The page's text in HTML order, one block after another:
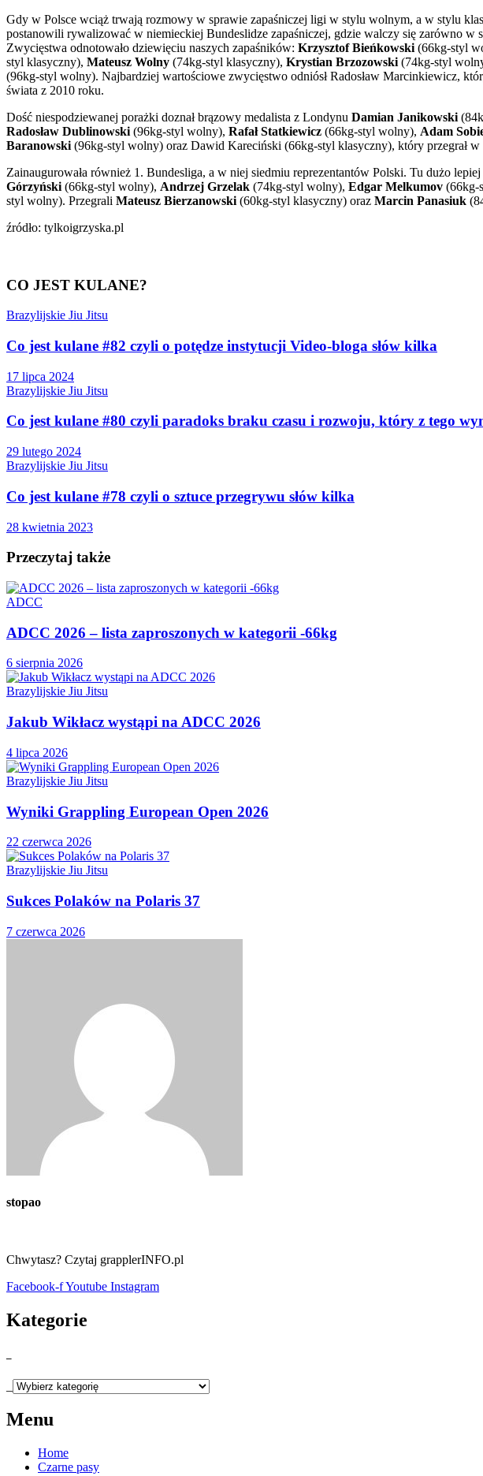
Gdy w Polsce wciąż trwają rozmowy w sprawie zapaśniczej ligi w stylu wolnym, a w stylu
postanowili rywalizować w niemieckiej Bundeslidze zapaśniczej, gdzie walczy się zarówno w
Zwycięstwa odnotowało dziewięciu naszych zapaśników: Krzysztof Bieńkowski (66kg-styl
styl klasyczny), Mateusz Wolny (74kg-styl klasyczny), Krystian Brzozowski (74kg-styl
(96kg-styl wolny). Najbardziej wartościowe zwycięstwo odniósł Radosław Marcinkiewicz,
świata z 2010 roku.
Dość niespodziewanej porażki doznał brązowy medalista z Londynu Damian Janikowski
Radosław Dublinowski (96kg-styl wolny), Rafał Statkiewicz (66kg-styl wolny), Adam
Baranowski (96kg-styl wolny) oraz Dawid Kareciński (66kg-styl klasyczny), który przegrał
Zainaugurowała również 1. Bundesliga, a w niej siedmiu reprezentantów Polski. Tu dużo
Górzyński (66kg-styl wolny), Andrzej Grzelak (74kg-styl wolny), Edgar Melkumov (66kg-
styl wolny). Przegrali Mateusz Bierzanowski (60kg-styl klasyczny) oraz Marcin Panasiuk
źródło: tylkoigrzyska.pl
CO JEST KULANE?
Brazylijskie Jiu Jitsu
Co jest kulane #82 czyli o potędze instytucji Video-bloga słów kilka
17 lipca 2024
Brazylijskie Jiu Jitsu
Co jest kulane #80 czyli paradoks braku czasu i rozwoju, który z tego
29 lutego 2024
Brazylijskie Jiu Jitsu
Co jest kulane #78 czyli o sztuce przegrywu słów kilka
28 kwietnia 2023
Przeczytaj także
ADCC
ADCC 2026 – lista zaproszonych w kategorii -66kg
6 sierpnia 2026
Brazylijskie Jiu Jitsu
Jakub Wikłacz wystąpi na ADCC 2026
4 lipca 2026
Brazylijskie Jiu Jitsu
Wyniki Grappling European Open 2026
22 czerwca 2026
Brazylijskie Jiu Jitsu
Sukces Polaków na Polaris 37
7 czerwca 2026
stopao
Chwytasz? Czytaj grapplerINFO.pl
Facebook-fYoutube Instagram
Kategorie
Menu
Home
Czarne pasy